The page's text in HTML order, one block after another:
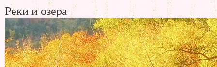
Реки и озера